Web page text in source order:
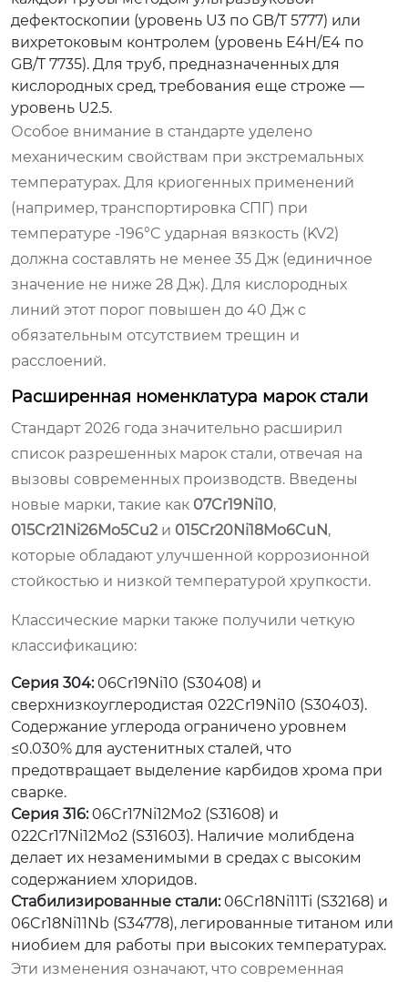
дефектоскопии (уровень U3 по GB/T 5777) или
вихретоковым контролем (уровень E4H/E4 по
GB/T 7735). Для труб, предназначенных для
кислородных сред, требования еще строже —
уровень U2.5.
Особое внимание в стандарте уделено
механическим свойствам при экстремальных
температурах. Для криогенных применений
(например, транспортировка СПГ) при
температуре -196°C ударная вязкость (KV2)
должна составлять не менее 35 Дж (единичное
значение не ниже 28 Дж). Для кислородных
линий этот порог повышен до 40 Дж с
обязательным отсутствием трещин и
расслоений.
Расширенная номенклатура марок стали
Стандарт 2026 года значительно расширил
список разрешенных марок стали, отвечая на
вызовы современных производств. Введены
новые марки, такие как 07Cr19Ni10,
015Cr21Ni26Mo5Cu2 и 015Cr20Ni18Mo6CuN,
которые обладают улучшенной коррозионной
стойкостью и низкой температурой хрупкости.
Классические марки также получили четкую
классификацию:
Серия 304:06Cr19Ni10 (S30408) и
сверхнизкоуглеродистая 022Cr19Ni10 (S30403).
Содержание углерода ограничено уровнем
≤0.030% для аустенитных сталей, что
предотвращает выделение карбидов хрома при
сварке.
Серия 316:06Cr17Ni12Mo2 (S31608) и
022Cr17Ni12Mo2 (S31603). Наличие молибдена
делает их незаменимыми в средах с высоким
содержанием хлоридов.
Стабилизированные стали:06Cr18Ni11Ti (S32168) и
06Cr18Ni11Nb (S34778), легированные титаном или
ниобием для работы при высоких температурах.
Эти изменения означают, что современная